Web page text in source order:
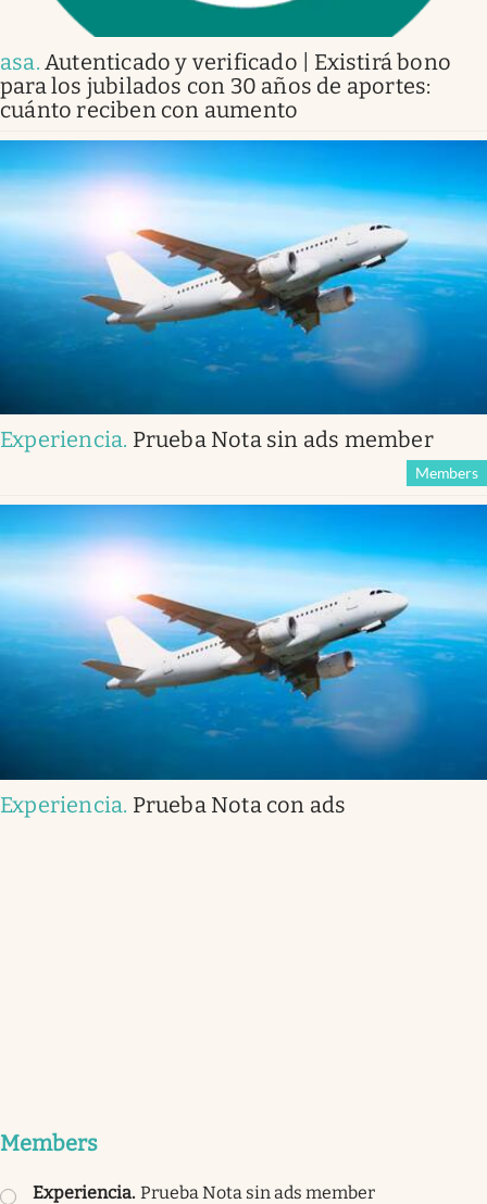
asa. Autenticado y verificado | Existirá bono
para los jubilados con 30 años de aportes:
cuánto reciben con aumento
Experiencia. Prueba Nota sin ads member
Members
Experiencia. Prueba Nota con ads
Members
Experiencia. Prueba Nota sin ads member